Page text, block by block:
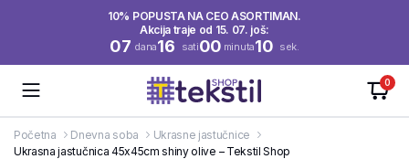
10% POPUSTA NA CEO ASORTIMAN.
Akcija traje od 15. 07. još:
07 dana16 sati00 minuta10 sek.
0
Početna Dnevna soba
Ukrasne jastučnice
Ukrasna jastučnica 45x45cm shiny olive – Tekstil Shop